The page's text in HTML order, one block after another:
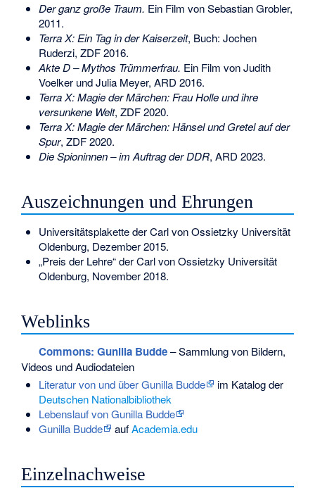
Der ganz große Traum. Ein Film von Sebastian Grobler,
2011.
Terra X: Ein Tag in der Kaiserzeit, Buch: Jochen
Ruderzi, ZDF 2016.
Akte D – Mythos Trümmerfrau. Ein Film von Judith
Voelker und Julia Meyer, ARD 2016.
Terra X: Magie der Märchen: Frau Holle und ihre
versunkene Welt, ZDF 2020.
Terra X: Magie der Märchen: Hänsel und Gretel auf der
Spur, ZDF 2020.
Die Spioninnen – im Auftrag der DDR, ARD 2023.
Auszeichnungen und Ehrungen
Universitätsplakette der Carl von Ossietzky Universität
Oldenburg, Dezember 2015.
„Preis der Lehre“ der Carl von Ossietzky Universität
Oldenburg, November 2018.
Weblinks
Commons: Gunilla Budde– Sammlung von Bildern,
Videos und Audiodateien
Literatur von und über Gunilla Budde
im Katalog der
Deutschen Nationalbibliothek
Lebenslauf von Gunilla Budde
Gunilla Budde
aufAcademia.edu
Einzelnachweise